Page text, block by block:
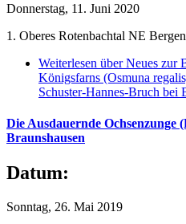
Donnerstag, 11. Juni 2020
1. Oberes Rotenbachtal NE
Weiterlesen über Neues zur
Königsfarns (Osmuna
Schuster-Hannes-Bruch bei
Die Ausdauernde Ochsenzunge
Braunshausen
Datum:
Sonntag, 26. Mai 2019